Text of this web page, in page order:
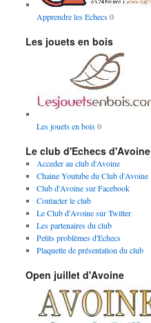
Apprendre les Echecs0
Les jouets en bois
Les jouets en bois0
Le club d'Echecs d'Avoine
Acceder au club d'Avoine
Chaine Youtube du Club d'Avoine
Club d'Avoine sur Facebook
Contacter le club
Le Club d'Avoine sur Twitter
Les partenaires du club
Petits problèmes d'Echecs
Plaquette de présentation du club
Open juillet d'Avoine